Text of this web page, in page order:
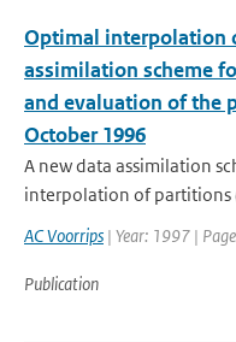
Optimal interpolation
assimilation scheme
and evaluation of the
October 1996
A new data assimilation
interpolation of partitions
AC Voorrips | Year: 1997 |
Publication